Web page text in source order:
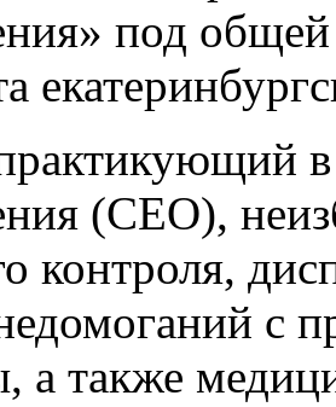
под
в
(СЕО),
контроля,
с
а также